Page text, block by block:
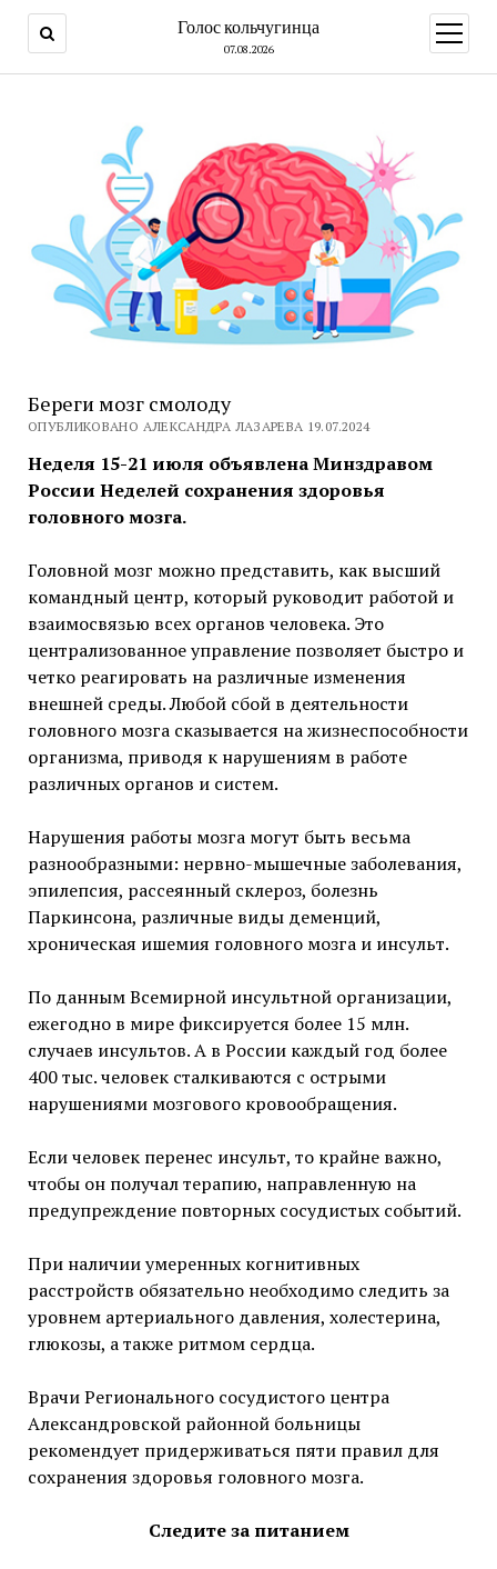
Голос кольчугинца
07.08.2026
меню
Береги мозг смолоду
ОПУБЛИКОВАНО АЛЕКСАНДРА ЛАЗАРЕВА 19.07.2024
Неделя 15-21 июля объявлена Минздравом
России Неделей сохранения здоровья
головного мозга.
Головной мозг можно представить, как высший
командный центр, который руководит работой и
взаимосвязью всех органов человека. Это
централизованное управление позволяет быстро и
четко реагировать на различные изменения
внешней среды. Любой сбой в деятельности
головного мозга сказывается на жизнеспособности
организма, приводя к нарушениям в работе
различных органов и систем.
Нарушения работы мозга могут быть весьма
разнообразными: нервно-мышечные заболевания,
эпилепсия, рассеянный склероз, болезнь
Паркинсона, различные виды деменций,
хроническая ишемия головного мозга и инсульт.
По данным Всемирной инсультной организации,
ежегодно в мире фиксируется более 15 млн.
случаев инсультов. А в России каждый год более
400 тыс. человек сталкиваются с острыми
нарушениями мозгового кровообращения.
Если человек перенес инсульт, то крайне важно,
чтобы он получал терапию, направленную на
предупреждение повторных сосудистых событий.
При наличии умеренных когнитивных
расстройств обязательно необходимо следить за
уровнем артериального давления, холестерина,
глюкозы, а также ритмом сердца.
Врачи Регионального сосудистого центра
Александровской районной больницы
рекомендует придерживаться пяти правил для
сохранения здоровья головного мозга.
Следите за питанием